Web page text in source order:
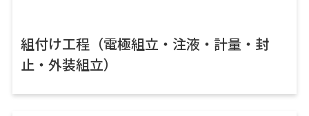
組付け工程（電極組立・注液・計量・封
止・外装組立）